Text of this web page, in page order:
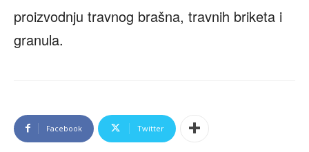
proizvodnju travnog brašna, travnih briketa i
granula.
Facebook Twitter